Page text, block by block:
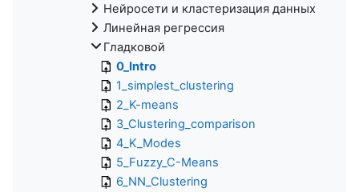
Нейросети и кластеризация данных
Линейная регрессия
Гладковой
0_Intro
1_simplest_clustering
2_K-means
3_Clustering_comparison
4_K_Modes
5_Fuzzy_C-Means
6_NN_Clustering